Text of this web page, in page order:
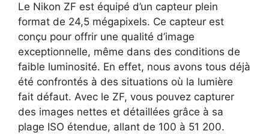
Le Nikon ZF est équipé d’un capteur plein
format de 24,5 mégapixels. Ce capteur est
conçu pour offrir une qualité d’image
exceptionnelle, même dans des conditions de
faible luminosité. En effet, nous avons tous déjà
été confrontés à des situations où la lumière
fait défaut. Avec le ZF, vous pouvez capturer
des images nettes et détaillées grâce à sa
plage ISO étendue, allant de 100 à 51 200.